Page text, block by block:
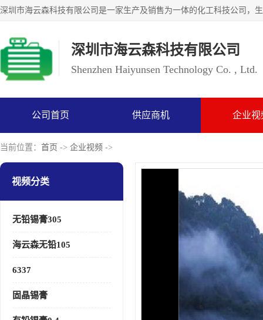
深圳市海云森科技有限公司
Shenzhen Haiyunsen Technology Co. , Ltd.
公司首页 供应商机 企业视
当前位置： 首页 -> 企业视频 ->
视频分类
无铅锡膏305
海云森无铅105
6337
固晶锡膏